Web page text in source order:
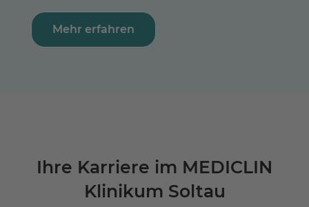
Mehr erfahren
Ihre Karriere im MEDICLIN
Klinikum Soltau